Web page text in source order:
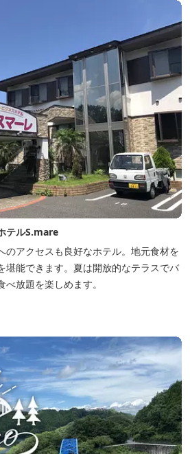
テルS.mare
のアクセスも良好なホテル。地元食材を
堪能できます。夏は開放的なテラスでバ
放題を楽しめます。